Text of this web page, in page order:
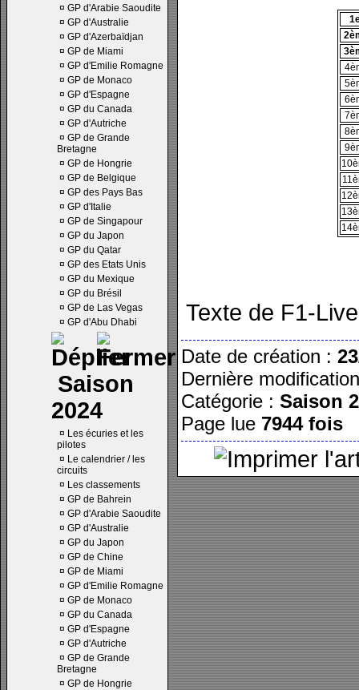
¤ GP d'Arabie Saoudite
¤ GP d'Australie
¤ GP d'Azerbaïdjan
¤ GP de Miami
¤ GP d'Emilie Romagne
¤ GP de Monaco
¤ GP d'Espagne
¤ GP du Canada
¤ GP d'Autriche
¤ GP de Grande
Bretagne
¤ GP de Hongrie
¤ GP de Belgique
¤ GP des Pays Bas
¤ GP d'Italie
¤ GP de Singapour
¤ GP du Japon
¤ GP du Qatar
¤ GP des Etats Unis
¤ GP du Mexique
¤ GP du Brésil
¤ GP de Las Vegas
¤ GP d'Abu Dhabi
Saison
2024
¤ Les écuries et les
pilotes
¤ Le calendrier / les
circuits
¤ Les classements
¤ GP de Bahrein
¤ GP d'Arabie Saoudite
¤ GP d'Australie
¤ GP du Japon
¤ GP de Chine
¤ GP de Miami
¤ GP d'Emilie Romagne
¤ GP de Monaco
¤ GP du Canada
¤ GP d'Espagne
¤ GP d'Autriche
¤ GP de Grande
Bretagne
¤ GP de Hongrie
Texte de F1-Live
Date de création :
Dernière
Catégorie : Saison
Page lue 7944 fois